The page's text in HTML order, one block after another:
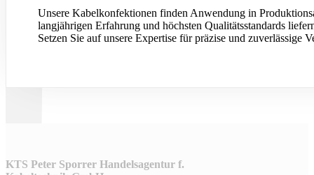
Unsere Kabelkonfektionen finden Anwendung in
langjährigen Erfahrung und höchsten Qualitätsstandards
Setzen Sie auf unsere Expertise für präzise und zuverlässige
KTS Peter Sporrer Handelsagentur f.